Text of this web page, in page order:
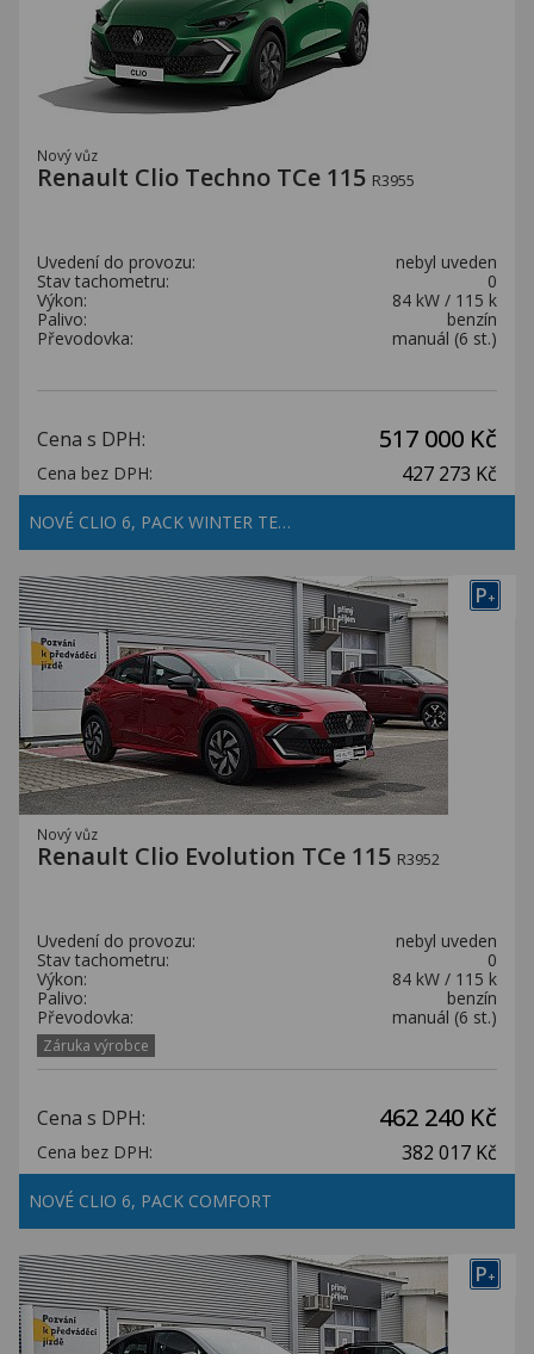
Nový vůz
Renault Clio Techno TCe 115 R3955
Uvedení do provozu:
nebyl uveden
Stav tachometru:
0
Výkon:
84 kW / 115 k
Palivo:
benzín
Převodovka:
manuál (6 st.)
Cena s DPH: 517 000 Kč
Cena bez DPH: 427 273 Kč
NOVÉ CLIO 6, PACK WINTER TE…
P+
Nový vůz
Renault Clio Evolution TCe 115 R3952
Uvedení do provozu:
nebyl uveden
Stav tachometru:
0
Výkon:
84 kW / 115 k
Palivo:
benzín
Převodovka:
manuál (6 st.)
Záruka výrobce
Cena s DPH: 462 240 Kč
Cena bez DPH: 382 017 Kč
NOVÉ CLIO 6, PACK COMFORT
P+